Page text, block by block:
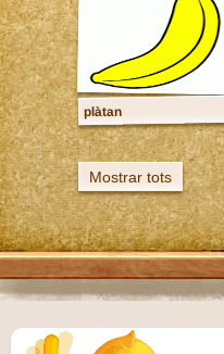
plàtan
Mostrar tots